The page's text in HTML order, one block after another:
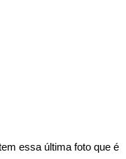
essa última foto que é